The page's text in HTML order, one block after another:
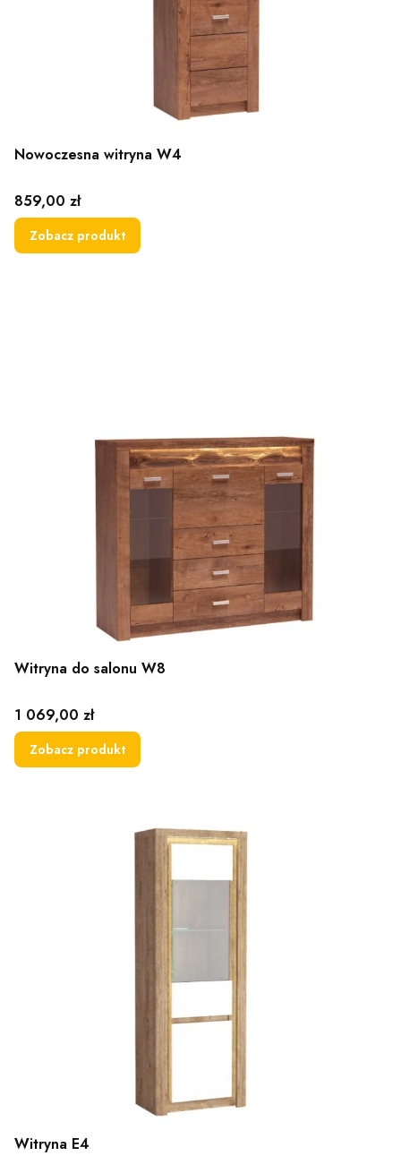
Nowoczesna witryna W4
Cena
859,00 zł
Zobacz produkt
Witryna do salonu W8
Cena
1 069,00 zł
Zobacz produkt
Witryna E4